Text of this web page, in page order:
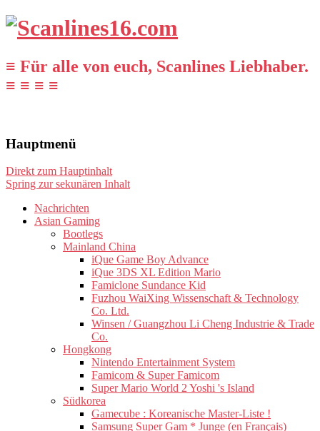
≡ Für alle von euch, Scanlines Liebhaber.
≡ ≡ ≡ ≡
Hauptmenü
Direkt zum Hauptinhalt
Spring zur sekunären Inhalt
Nachrichten
Asian Gaming
Bootlegs
Mainland China
iQue Game Boy Advance
iQue 3DS XL Edition Mario
Famiclone Sundance Kid
Fuzhou WaiXing Wissenschaft & Technology
Co. Ltd.
Winsen / Guangzhou Li Cheng Industrie & Trade
Co.
Hongkong
Nintendo Entertainment System
Famicom & Super Famicom
Super Mario World 2 Yoshi 's Island
Südkorea
Gamecube : Koreanische Master-Liste !
Samsung Super Gam * Junge (en Français)